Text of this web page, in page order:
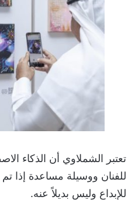
تعتبر الشملاوي أن الذكاء
للفنان ووسيلة مساعدة إذا
للإبداع وليس بديلاً عنه.